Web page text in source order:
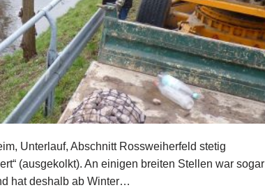
Unterlauf, Abschnitt Rossweiherfeld stetig
(ausgekolkt). An einigen breiten Stellen war sogar
hat deshalb ab Winter…